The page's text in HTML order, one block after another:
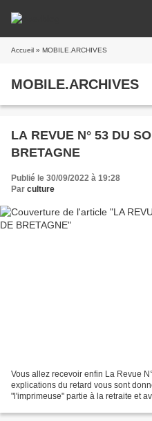
Accueil » MOBILE.ARCHIVES
MOBILE.ARCHIVES
LA REVUE N° 53 DU
BRETAGNE
Publié le 30/09/2022 à 19:28
Par culture
Vous allez recevoir enfin La Revue
explications du retard vous sont
"l'imprimeuse" partie à la retraite et